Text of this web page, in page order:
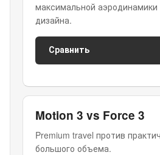
максимальной аэродинамики
дизайна.
Сравнить
Motion 3 vs Force 3
Premium travel против
большого объема.